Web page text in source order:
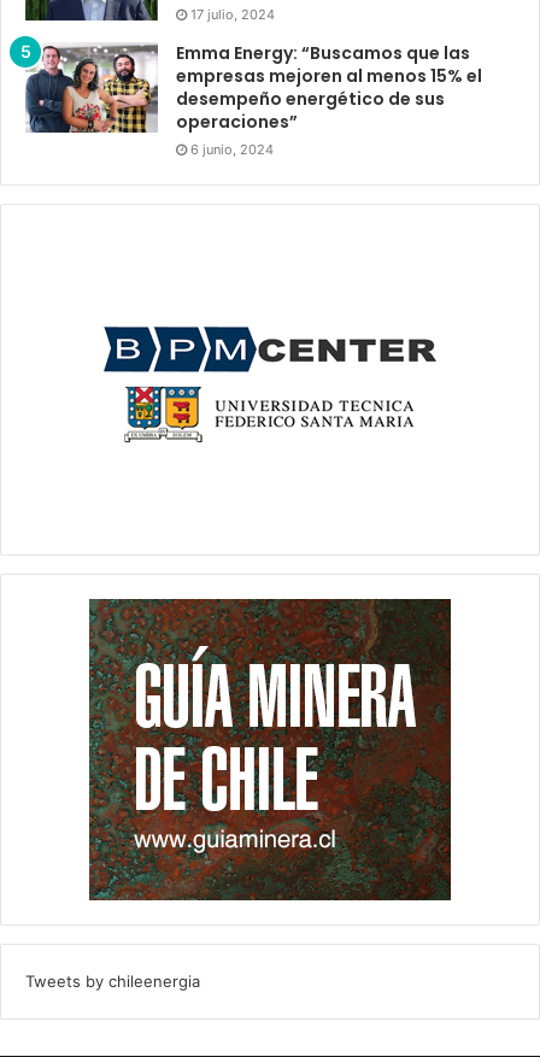
17 julio, 2024
Emma Energy: “Buscamos que las
empresas mejoren al menos 15% el
desempeño energético de sus
operaciones”
6 junio, 2024
Tweets by chileenergia